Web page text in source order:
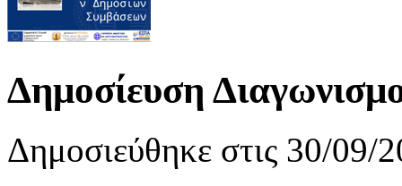
Δημοσίευση
Δημοσιεύθηκε στις 30/09/